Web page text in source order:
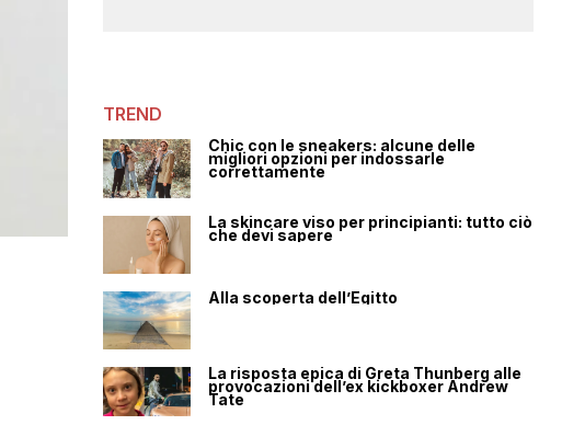
TREND
Chic con le sneakers: alcune delle
migliori opzioni per indossarle
correttamente
La skincare viso per principianti: tutto ciò
che devi sapere
Alla scoperta dell’Egitto
La risposta epica di Greta Thunberg alle
provocazioni dell’ex kickboxer Andrew
Tate